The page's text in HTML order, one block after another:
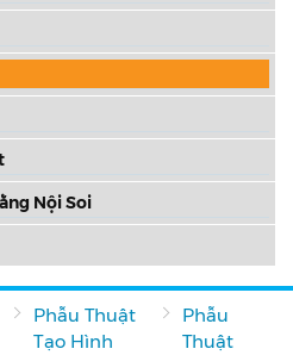
Nội Soi
Phẫu Thuật
Tạo Hình
Phẫu
Thuật